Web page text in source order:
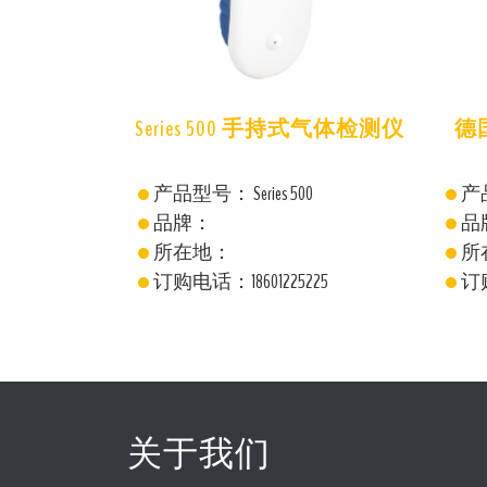
德国盖博8550菌落计数器
产品型号：8550
品牌：德国盖博
所在地：德国
订购电话：18601225225
产
品
所
订
关于我们